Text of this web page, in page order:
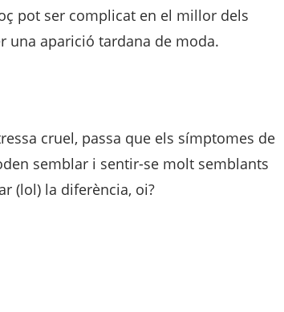
pot ser complicat en el millor dels
una aparició tardana de moda.
cruel, passa que els símptomes de
semblar i sentir-se molt semblants
(lol) la diferència, oi?